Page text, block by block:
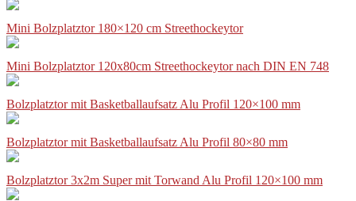
Mini Bolzplatztor 180×120 cm Streethockeytor
Mini Bolzplatztor 120x80cm Streethockeytor nach DIN EN 748
Bolzplatztor mit Basketballaufsatz Alu Profil 120×100 mm
Bolzplatztor mit Basketballaufsatz Alu Profil 80×80 mm
Bolzplatztor 3x2m Super mit Torwand Alu Profil 120×100 mm